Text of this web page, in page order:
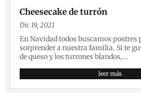
Cheesecake de turrón
Dic 19, 2021
En Navidad todos buscamos postres
sorprender a nuestra familia. Si te
de queso y los turrones blandos,...
leer más